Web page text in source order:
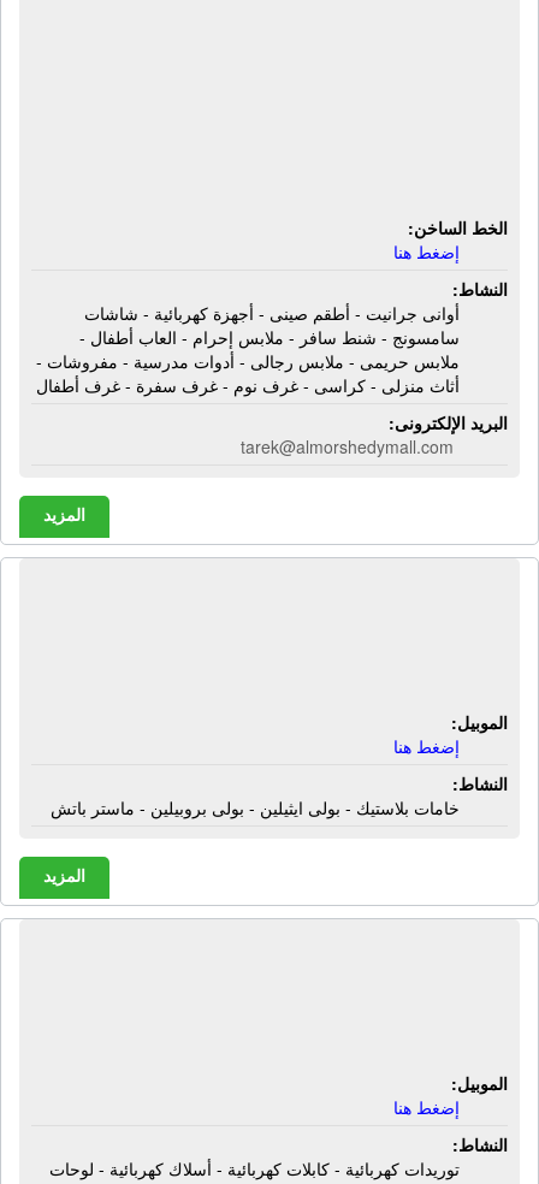
الخط الساخن:
إضغط هنا
النشاط:
أوانى جرانيت - أطقم صينى - أجهزة كهربائية - شاشات
سامسونج - شنط سافر - ملابس إحرام - العاب أطفال -
ملابس حريمى - ملابس رجالى - أدوات مدرسية - مفروشات -
أثاث منزلى - كراسى - غرف نوم - غرف سفرة - غرف أطفال
البريد الإلكترونى:
tarek@almorshedymall.com
المزيد
الموبيل:
إضغط هنا
النشاط:
خامات بلاستيك - بولى ايثيلين - بولى بروبيلين - ماستر باتش
المزيد
الموبيل:
إضغط هنا
النشاط:
توريدات كهربائية - كابلات كهربائية - أسلاك كهربائية - لوحات